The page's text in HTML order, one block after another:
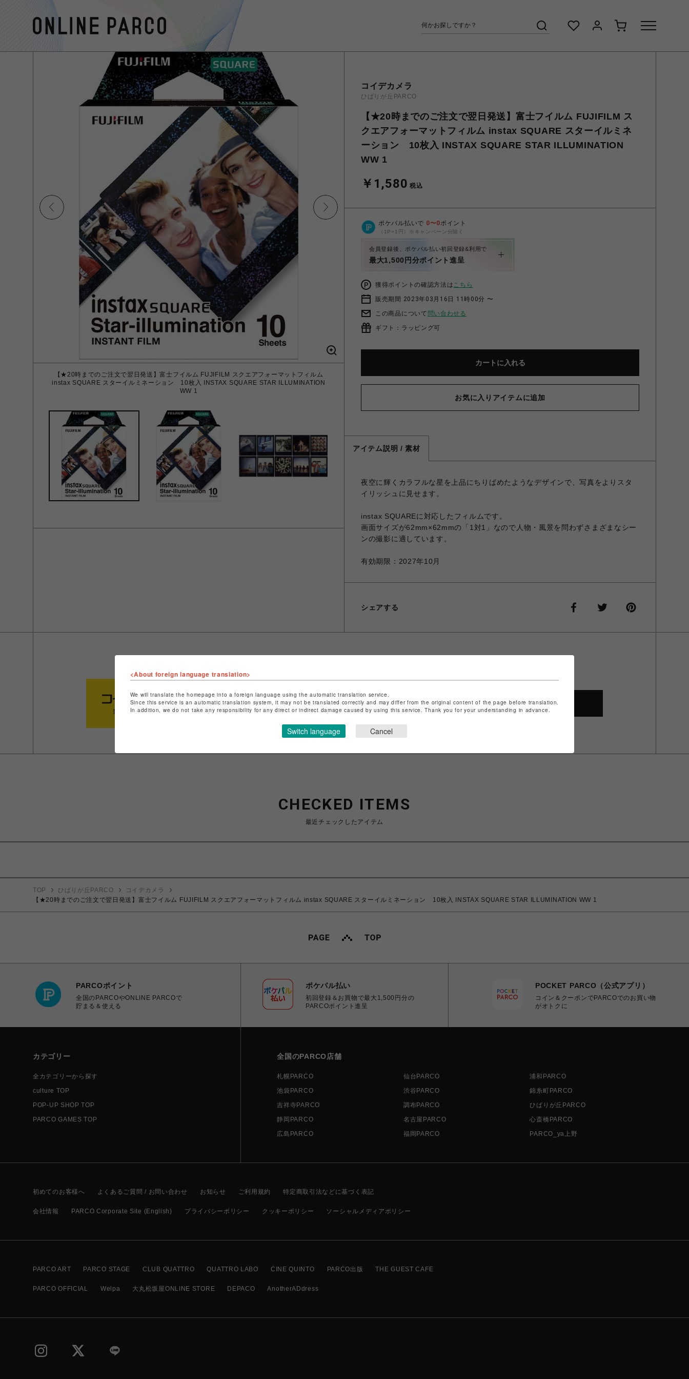
【★20時までのご注文で翌日発送】富士フイルム FUJIFILM スクエアフォーマットフィルム
instax SQUARE スターイルミネーション 10枚入 INSTAX SQUARE STAR ILLUMINATION
WW 1
コイデカメラ
ひばりが丘PARCO
【★20時までのご注文で翌日発送】富士フイルム FUJIFILM ス
クエアフォーマットフィルム instax SQUARE スターイルミネ
ーション 10枚入 INSTAX SQUARE STAR ILLUMINATION
WW 1
￥1,580 税込
ポケパル払いで 0〜0ポイント
（1P=1円）※キャンペーン分除く
会員登録後、ポケパル払い初回登録&利用で
最大1,500円分ポイント進呈
獲得ポイントの確認方法はこちら
販売期間 2023年03月16日 11時00分 〜
この商品について 問い合わせる
ギフト：ラッピング可
カートに入れる
お気に入りアイテムに追加
アイテム説明 / 素材
夜空に輝くカラフルな星を上品にちりばめたようなデザインで、写真をよりスタ
イリッシュに見せます。
instax SQUAREに対応したフィルムです。
画面サイズが62mm×62mmの「1対1」なので人物・風景を問わずさまざまなシー
ンの撮影に適しています。
有効期限：2027年10月
シェアする
ショップ名
コイデカメラ
店舗名
ひばりが丘PARCO
特定商取引法など法令に基づく表記はこちら
ショップお問い合わせは
こちら
SHOP TOP
CHECKED ITEMS
最近チェックしたアイテム
TOP ひばりが丘PARCO
コイデカメラ
【★20時までのご注文で翌日発送】富士フイルム FUJIFILM スクエアフォーマットフィルム instax SQUARE スターイルミネーション 10枚入 INSTAX SQUARE STAR ILLUMINATION WW 1
PARCOポイント
全国のPARCOやONLINE PARCOで
貯まる＆使える
ポケパル払い
初回登録＆お買物で最大1,500円分の
PARCOポイント進呈
POCKET PARCO（公式アプリ）
コイン＆クーポンでPARCOでのお買い物
がオトクに
カテゴリー
全カテゴリーから探す
culture TOP
POP-UP SHOP TOP
PARCO GAMES TOP
全国のPARCO店舗
札幌PARCO 仙台PARCO
浦和PARCO
池袋PARCO
渋谷PARCO
錦糸町PARCO
吉祥寺PARCO
調布PARCO
ひばりが丘PARCO
静岡PARCO
名古屋PARCO
心斎橋PARCO
広島PARCO
福岡PARCO PARCO_ya上野
初めてのお客様へ よくあるご質問 / お問い合わせ お知らせ ご利用規約 特定商取引法などに基づく表記
会社情報 PARCO Corporate Site (English) プライバシーポリシー クッキーポリシー ソーシャルメディアポリシー
PARCO ART PARCO STAGE CLUB QUATTRO QUATTRO LABO CINE QUINTO PARCO出版 THE GUEST CAFE
PARCO OFFICIAL Welpa 大丸松坂屋ONLINE STORE DEPACO AnotherADdress
<About foreign language translation>
We will translate the homepage into a foreign language using the automatic translation service.
Since this service is an automatic translation system, it may not be translated correctly and may differ from the original content of the page before translation.
In addition, we do not take any responsibility for any direct or indirect damage caused by using this service. Thank you for your understanding in advance.
Switch language Cancel